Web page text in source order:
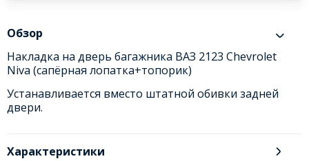
Обзор
Накладка на дверь багажника ВАЗ 2123 Chevrolet
Niva (сапёрная лопатка+топорик)
Устанавливается вместо штатной обивки задней
двери.
Характеристики